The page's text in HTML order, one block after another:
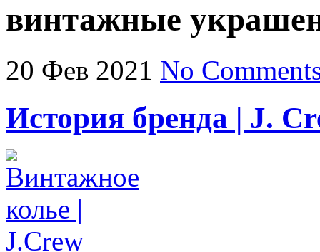
винтажные
20 Фев 2021 No
История бренда | J.